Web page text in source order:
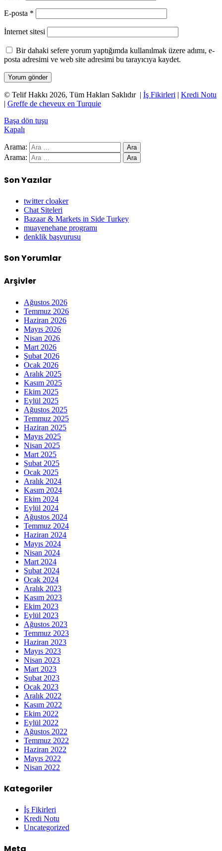
E-posta *
İnternet sitesi
Bir dahaki sefere yorum yaptığımda kullanılmak üzere adımı, e-
posta adresimi ve web site adresimi bu tarayıcıya kaydet.
© Telif Hakkı 2026, Tüm Hakları Saklıdır | İş Fikirleri | Kredi Notu
| Greffe de cheveux en Turquie
Başa dön tuşu
Kapalı
Arama:
Arama:
Son Yazılar
twitter cloaker
Chat Siteleri
Bazaar & Markets in Side Turkey
muayenehane programı
denklik başvurusu
Son Yorumlar
Arşivler
Ağustos 2026
Temmuz 2026
Haziran 2026
Mayıs 2026
Nisan 2026
Mart 2026
Şubat 2026
Ocak 2026
Aralık 2025
Kasım 2025
Ekim 2025
Eylül 2025
Ağustos 2025
Temmuz 2025
Haziran 2025
Mayıs 2025
Nisan 2025
Mart 2025
Şubat 2025
Ocak 2025
Aralık 2024
Kasım 2024
Ekim 2024
Eylül 2024
Ağustos 2024
Temmuz 2024
Haziran 2024
Mayıs 2024
Nisan 2024
Mart 2024
Şubat 2024
Ocak 2024
Aralık 2023
Kasım 2023
Ekim 2023
Eylül 2023
Ağustos 2023
Temmuz 2023
Haziran 2023
Mayıs 2023
Nisan 2023
Mart 2023
Şubat 2023
Ocak 2023
Aralık 2022
Kasım 2022
Ekim 2022
Eylül 2022
Ağustos 2022
Temmuz 2022
Haziran 2022
Mayıs 2022
Nisan 2022
Kategoriler
İş Fikirleri
Kredi Notu
Uncategorized